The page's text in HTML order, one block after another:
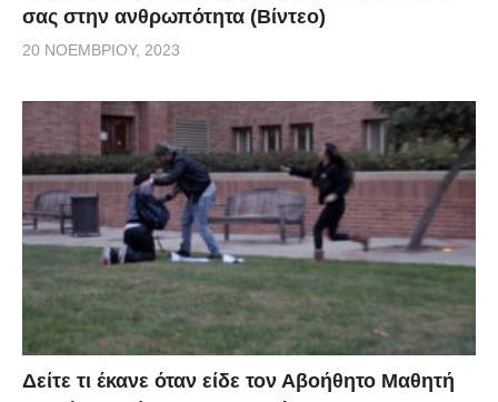
σας στην ανθρωπότητα (Βίντεο)
20 ΝΟΕΜΒΡΊΟΥ, 2023
Δείτε τι έκανε όταν είδε τον Αβοήθητο Μαθητή